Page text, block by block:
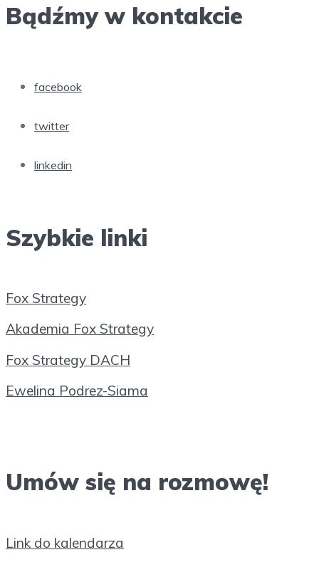
Bądźmy w kontakcie
facebook
twitter
linkedin
Szybkie linki
Fox Strategy
Akademia Fox Strategy
Fox Strategy DACH
Ewelina Podrez-Siama
Umów się na rozmowę!
Link do kalendarza